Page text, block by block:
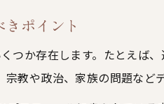
ポイント
つか存在します。たとえば
教や政治、家族の問題など